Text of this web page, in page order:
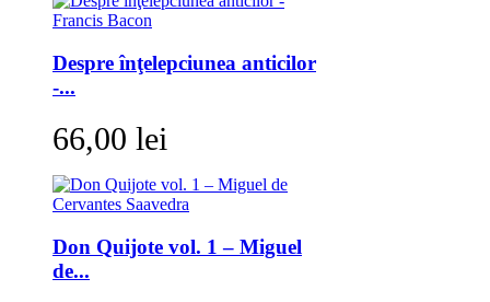
Despre înţelepciunea anticilor
-...
66,00 lei
Don Quijote vol. 1 – Miguel
de...